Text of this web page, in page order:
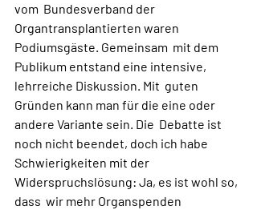
vom  Bundesverband der
Organtransplantierten waren
Podiumsgäste. Gemeinsam  mit dem
Publikum entstand eine intensive,
lehrreiche Diskussion. Mit  guten
Gründen kann man für die eine oder
andere Variante sein. Die  Debatte ist
noch nicht beendet, doch ich habe
Schwierigkeiten mit der
Widerspruchslösung: Ja, es ist wohl so,
dass  wir mehr Organspenden